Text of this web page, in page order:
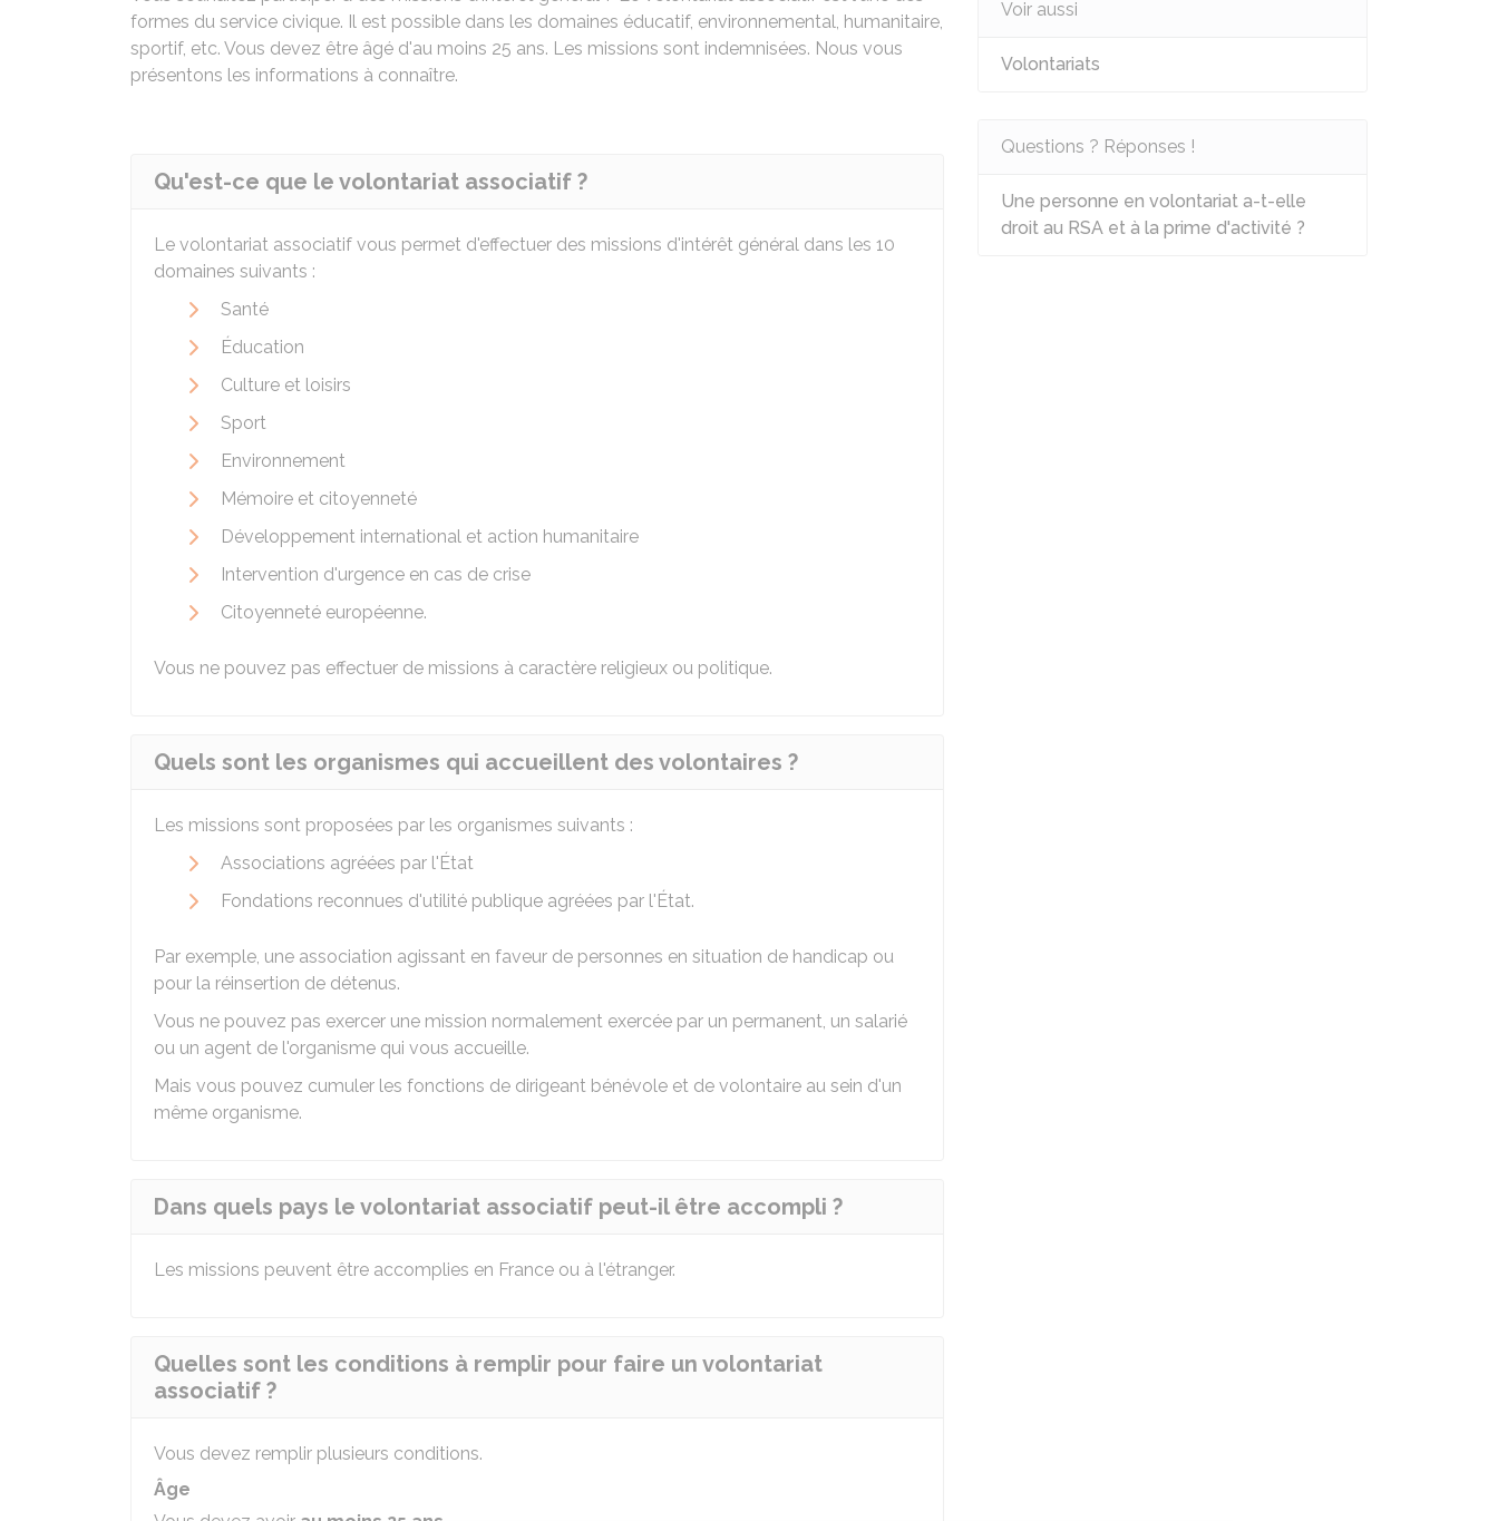
formes du service civique. Il est possible dans les domaines éducatif, environnemental, humanitaire,
sportif, etc. Vous devez être âgé d'au moins 25 ans. Les missions sont indemnisées. Nous vous
présentons les informations à connaître.
Qu'est-ce que le volontariat associatif ?
Le volontariat associatif vous permet d'effectuer des missions d'intérêt général dans les 10
domaines suivants :
Santé
Éducation
Culture et loisirs
Sport
Environnement
Mémoire et citoyenneté
Développement international et action humanitaire
Intervention d'urgence en cas de crise
Citoyenneté européenne.
Vous ne pouvez pas effectuer de missions à caractère religieux ou politique.
Quels sont les organismes qui accueillent des volontaires ?
Les missions sont proposées par les organismes suivants :
Associations agréées par l'État
Fondations reconnues d'utilité publique agréées par l'État.
Par exemple, une association agissant en faveur de personnes en situation de handicap ou
pour la réinsertion de détenus.
Vous ne pouvez pas exercer une mission normalement exercée par un permanent, un salarié
ou un agent de l'organisme qui vous accueille.
Mais vous pouvez cumuler les fonctions de dirigeant bénévole et de volontaire au sein d'un
même organisme.
Dans quels pays le volontariat associatif peut-il être accompli ?
Les missions peuvent être accomplies en France ou à l'étranger.
Quelles sont les conditions à remplir pour faire un volontariat
associatif ?
Vous devez remplir plusieurs conditions.
Âge
Voir aussi
Volontariats
Questions ? Réponses !
Une personne en volontariat a-t-elle
droit au RSA et à la prime d'activité ?